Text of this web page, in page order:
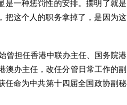
是一种惩罚性的安排。摆明了就是
把这个人的职务拿掉了，是因为这
曾担任香港中联办主任、国务院港
澳办主任，改任分管日常工作的副
任命为中共第十四届全国政协副秘